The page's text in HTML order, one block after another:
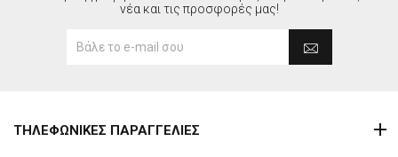
νέα και τις προσφορές μας!
ΤΗΛΕΦΩΝΙΚΕΣ ΠΑΡΑΓΓΕΛΙΕΣ